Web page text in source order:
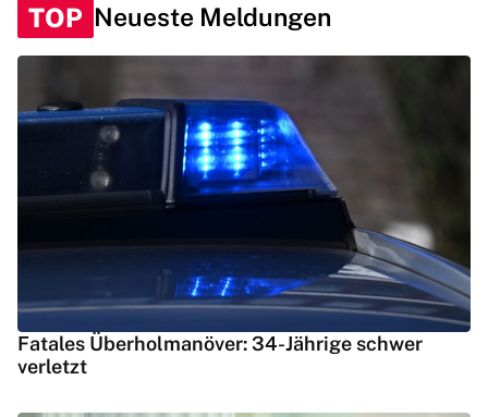
TOP Neueste Meldungen
Fatales Überholmanöver: 34-Jährige schwer
verletzt